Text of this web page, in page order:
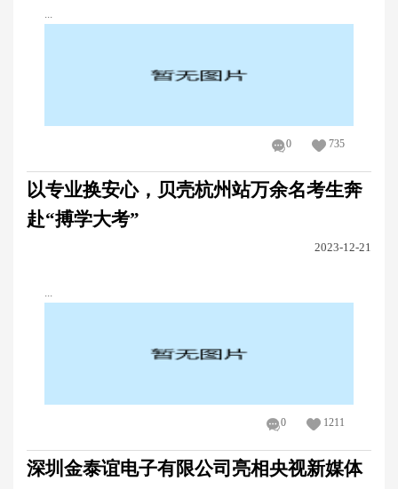
...
0 735
以专业换安心，贝壳杭州站万余名考生奔
赴“搏学大考”
2023-12-21
...
0 1211
深圳金泰谊电子有限公司亮相央视新媒体